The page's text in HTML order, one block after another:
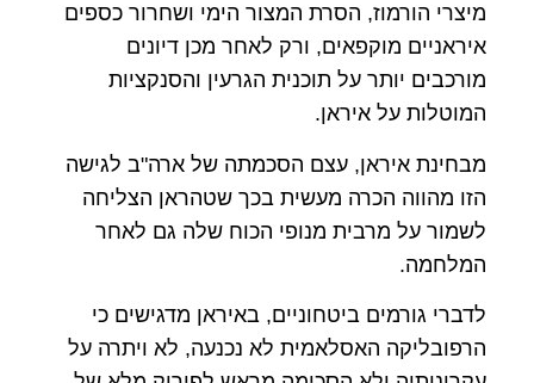
מיצרי הורמוז, הסרת המצור הימי ושחרור כספים
איראניים מוקפאים, ורק לאחר מכן דיונים
מורכבים יותר על תוכנית הגרעין והסנקציות
המוטלות על איראן.
מבחינת איראן, עצם הסכמתה של ארה"ב לגישה
הזו מהווה הכרה מעשית בכך שטהראן הצליחה
לשמור על מרבית מנופי הכוח שלה גם לאחר
המלחמה.
לדברי גורמים ביטחוניים, באיראן מדגישים כי
הרפובליקה האסלאמית לא נכנעה, לא ויתרה על